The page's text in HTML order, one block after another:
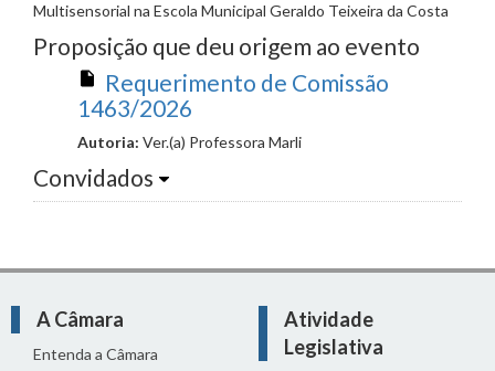
Multisensorial na Escola Municipal Geraldo Teixeira da Costa
Proposição que deu origem ao evento
Requerimento de Comissão
1463/2026
Autoria: Ver.(a) Professora Marli
Convidados
A Câmara
Entenda a Câmara
Atividade
Legislativa